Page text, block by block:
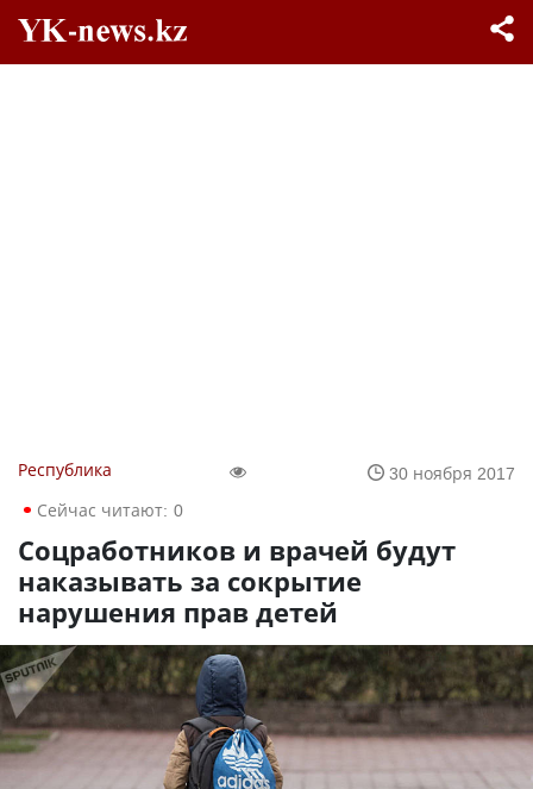
Республика
30 ноября 2017
Сейчас читают: 0
Соцработников и врачей будут
наказывать за сокрытие
нарушения прав детей